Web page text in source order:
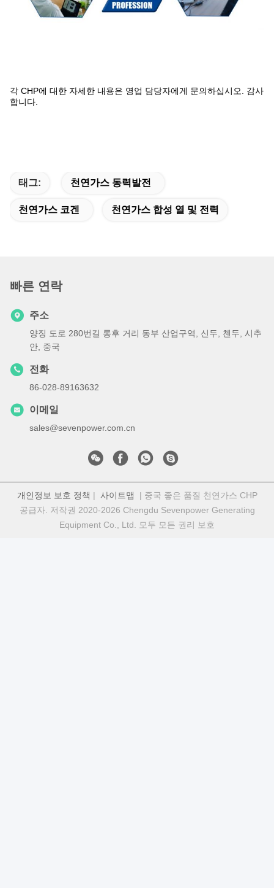
각 CHP에 대한 자세한 내용은 영업 담당자에게 문의하십시오. 감사
합니다.
태그: 천연가스 동력발전
천연가스 코겐 천연가스 합성 열 및 전력
빠른 연락
주소
양징 도로 280번길 롱후 거리 동부 산업구역, 신두, 첸두, 시추
안, 중국
전화
86-028-89163632
이메일
sales@sevenpower.com.cn
개인정보 보호 정책 | 사이트맵 | 중국 좋은 품질 천연가스 CHP
공급자. 저작권 2020-2026 Chengdu Sevenpower Generating
Equipment Co., Ltd. 모두 모든 권리 보호